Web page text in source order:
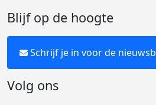
Blijf op de hoogte
Schrijf je in voor de
Volg ons